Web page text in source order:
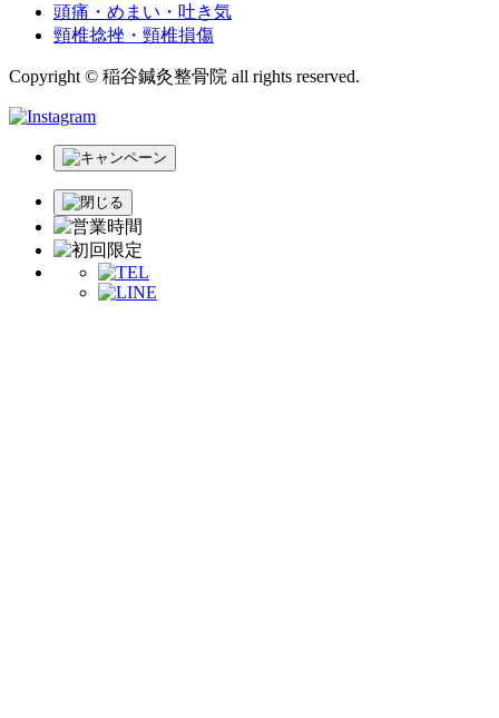
頭痛・めまい・吐き気
頸椎捻挫・頸椎損傷
Copyright © 稲谷鍼灸整骨院 all rights reserved.